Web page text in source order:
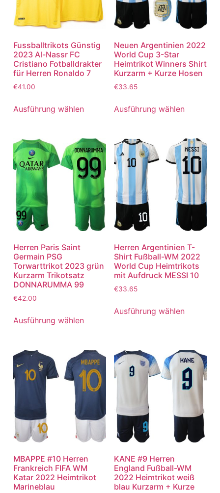
Fussballtrikots Günstig
2023 Al-Nassr FC
Cristiano Fotballdrakter
für Herren Ronaldo 7
€41.00
Ausführung wählen
Neuen Argentinien 2022
World Cup 3-Star
Heimtrikot Winners Shirt
Kurzarm + Kurze Hosen
€33.65
Ausführung wählen
Herren Paris Saint
Germain PSG
Torwarttrikot 2023 grün
Kurzarm Trikotsatz
DONNARUMMA 99
€42.00
Ausführung wählen
Herren Argentinien T-
Shirt Fußball-WM 2022
World Cup Heimtrikots
mit Aufdruck MESSI 10
€33.65
Ausführung wählen
MBAPPE #10 Herren
Frankreich FIFA WM
Katar 2022 Heimtrikot
Marineblau
KANE #9 Herren
England Fußball-WM
2022 Heimtrikot weiß
blau Kurzarm + Kurze